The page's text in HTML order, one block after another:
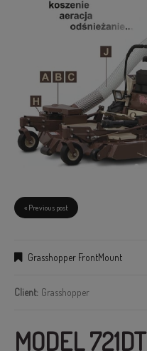
« Previous post
Grasshopper FrontMount
Client: Grasshopper
MODEL 721DT